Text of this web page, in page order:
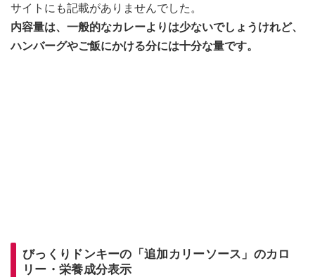
サイトにも記載がありませんでした。
内容量は、一般的なカレーよりは少ないでしょうけれど、
ハンバーグやご飯にかける分には十分な量です。
びっくりドンキーの「追加カリーソース」のカロ
リー・栄養成分表示